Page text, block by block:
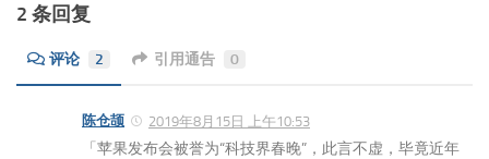
2 条回复
评论 2 引用通告 0
陈仓颉 2019年8月15日 上午10:53
「苹果发布会被誉为“科技界春晚”，此言不虚，毕竟近年